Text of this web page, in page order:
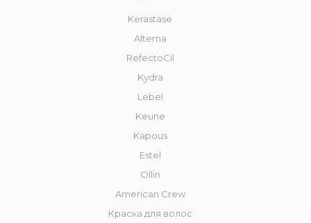
Kerastase
Alterna
RefectoCil
Kydra
Lebel
Keune
Kapous
Estel
Ollin
American Crew
Краска для волос